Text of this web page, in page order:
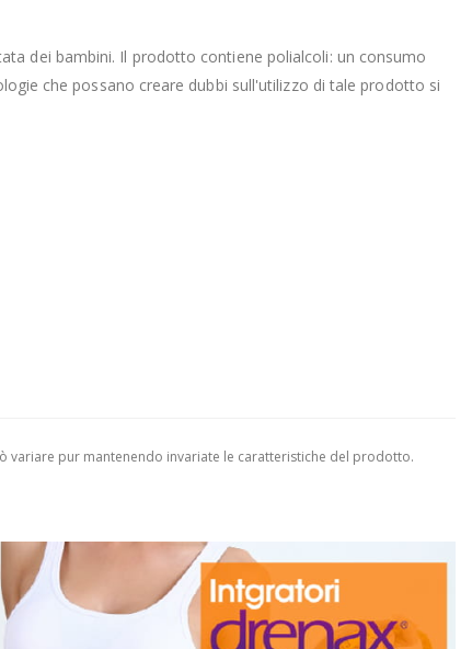
dei bambini. Il prodotto contiene polialcoli: un consumo
che possano creare dubbi sull'utilizzo di tale prodotto si
pur mantenendo invariate le caratteristiche del prodotto.